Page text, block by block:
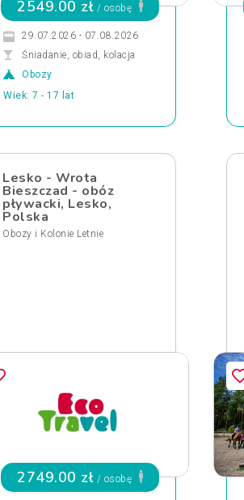
2549.00 zł / osobę
29.07.2026 - 07.08.2026
Śniadanie, obiad, kolacja
Obozy
Wiek: 7 - 17 lat
Lesko - Wrota
Bieszczad - obóz
pływacki, Lesko,
Polska
Obozy i Kolonie Letnie
2749.00 zł / osobę